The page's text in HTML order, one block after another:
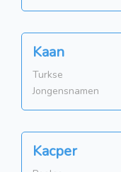
Kaan
Turkse
Jongensnamen
Kacper